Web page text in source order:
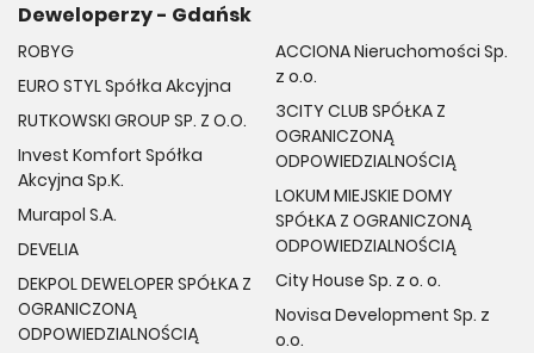
Deweloperzy - Gdańsk
ROBYG
EURO STYL Spółka Akcyjna
RUTKOWSKI GROUP SP. Z O.O.
Invest Komfort Spółka
Akcyjna Sp.K.
Murapol S.A.
DEVELIA
DEKPOL DEWELOPER SPÓŁKA Z
OGRANICZONĄ
ODPOWIEDZIALNOŚCIĄ
ACCIONA Nieruchomości Sp.
z o.o.
3CITY CLUB SPÓŁKA Z
OGRANICZONĄ
ODPOWIEDZIALNOŚCIĄ
LOKUM MIEJSKIE DOMY
SPÓŁKA Z OGRANICZONĄ
ODPOWIEDZIALNOŚCIĄ
City House Sp. z o. o.
Novisa Development Sp. z
o.o.